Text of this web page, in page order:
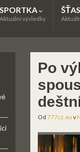
SPORTKA
Aktuální výsledky
Po
Od 777cz.eu v